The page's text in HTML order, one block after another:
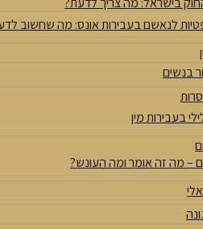
לנאשם בעבירות אונס: מה שחשוב
בנשים
בעבירות מין
– מה זה אומר ומה העונש?